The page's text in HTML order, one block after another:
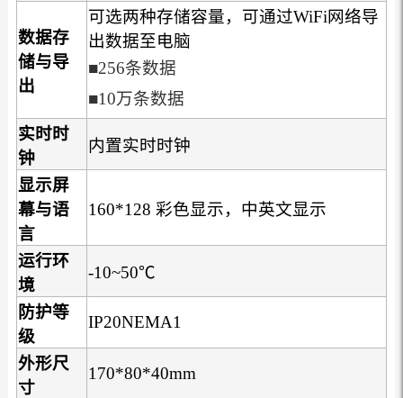
数据存
储与导
出
可选两种存储容量，可通过WiFi网络导
出数据至电脑
■256条数据
■10万条数据
实时时
钟
内置实时时钟
显示屏
幕与语
言
160*128 彩色显示，中英文显示
运行环
境
-10~50℃
防护等
级
IP20NEMA1
外形尺
寸
170*80*40mm